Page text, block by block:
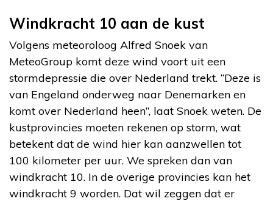
Windkracht 10 aan de kust
Volgens meteoroloog Alfred Snoek van
MeteoGroup komt deze wind voort uit een
stormdepressie die over Nederland trekt. “Deze is
van Engeland onderweg naar Denemarken en
komt over Nederland heen”, laat Snoek weten. De
kustprovincies moeten rekenen op storm, wat
betekent dat de wind hier kan aanzwellen tot
100 kilometer per uur. We spreken dan van
windkracht 10. In de overige provincies kan het
windkracht 9 worden. Dat wil zeggen dat er